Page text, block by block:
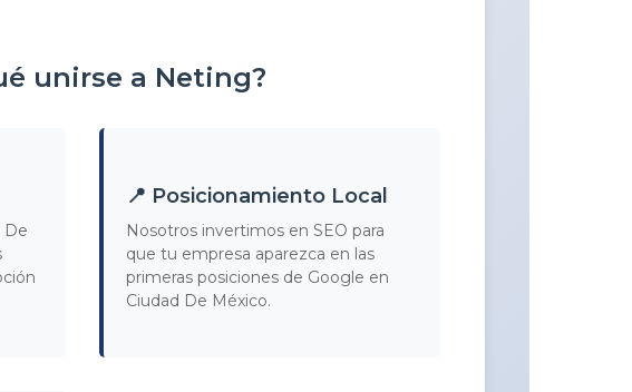
unirse a Neting?
De
📍 Posicionamiento Local
Nosotros invertimos en SEO para
que tu empresa aparezca en las
primeras posiciones de Google en
Ciudad De México.